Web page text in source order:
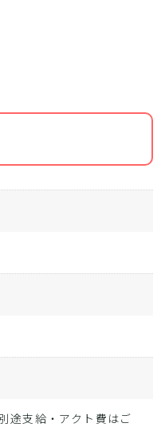
途支給・アクト費はご